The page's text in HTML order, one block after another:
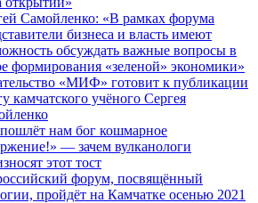
Самойленко: «В рамках форума
бизнеса и власть имеют
обсуждать важные вопросы в
формирования «зеленой» экономики»
«МИФ» готовит к публикации
камчатского учёного Сергея
нам бог кошмарное
— зачем вулканологи
этот тост
форум, посвящённый
пройдёт на Камчатке осенью 2021